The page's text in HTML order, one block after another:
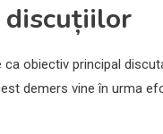
ca obiectiv principal
demers vine în urma